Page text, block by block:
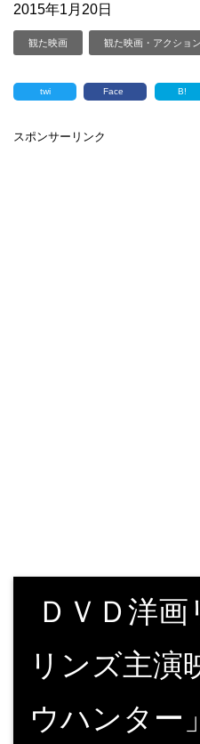
2015年1月20日
観た映画 観た映画・アクション
twi Face B!
スポンサーリンク
ＤＶＤ洋画
リンズ主演
ウハンター